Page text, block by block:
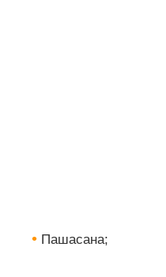
Пашасана;